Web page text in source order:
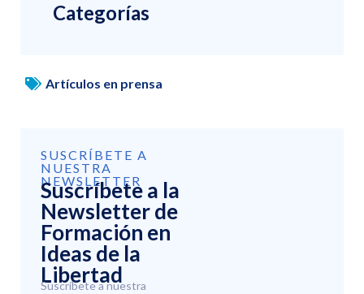
Categorías
Artículos en prensa
SUSCRÍBETE A
NUESTRA
NEWSLETTER
Suscríbete a la
Newsletter de
Formación en
Ideas de la
Libertad
Suscríbete a nuestra